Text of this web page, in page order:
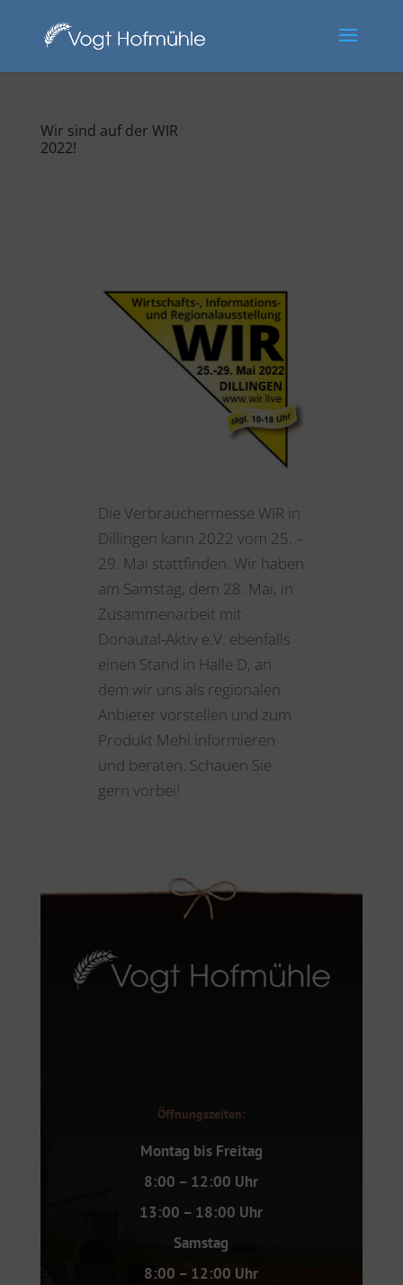
Wir sind auf der WIR
2022!
Die Verbrauchermesse WIR in
Dillingen kann 2022 vom 25. –
29. Mai stattfinden. Wir haben
am Samstag, dem 28. Mai, in
Zusammenarbeit mit
Donautal-Aktiv e.V. ebenfalls
einen Stand in Halle D, an
dem wir uns als regionalen
Anbieter vorstellen und zum
Produkt Mehl informieren
und beraten. Schauen Sie
gern vorbei!
Öffnungszeiten:
Montag bis Freitag
8:00 – 12:00 Uhr
13:00 – 18:00 Uhr
Samstag
8:00 – 12:00 Uhr